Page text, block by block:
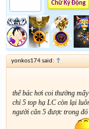
Chữ Ký Động
yonkos174 said: ↑
thế bác hơi coi thường
chỉ 5 top hạ LC còn lại
người cân 5 được trong